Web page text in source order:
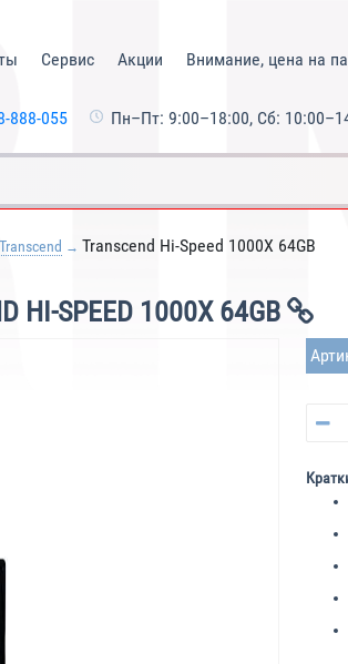
Сервис Акции Внимание, цена на
888-055 Пн–Пт: 9:00–18:00, Сб:
Transcend Transcend Hi-Speed 1000X 64GB
HI-SPEED 1000X 64GB